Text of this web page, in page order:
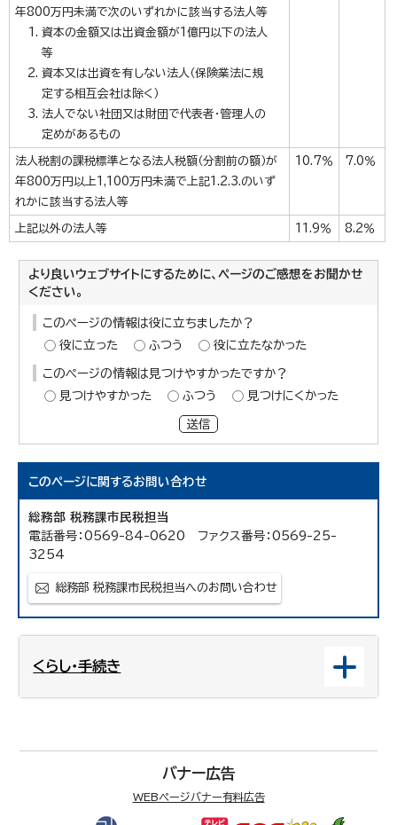
年800万円未満で次のいずれかに該当する法人等
資本の金額又は出資金額が1億円以下の法人
等
資本又は出資を有しない法人（保険業法に規
定する相互会社は除く）
法人でない社団又は財団で代表者・管理人の
定めがあるもの
法人税割の課税標準となる法人税額（分割前の額）が
年800万円以上1,100万円未満で上記1.2.3.のいず
れかに該当する法人等
10.7％ 7.0％
上記以外の法人等 11.9％ 8.2％
より良いウェブサイトにするために、ページのご感想をお聞かせ
ください。
このページの情報は役に立ちましたか？
役に立った
ふつう 役に立たなかった
このページの情報は見つけやすかったですか？
見つけやすかった
ふつう 見つけにくかった
送信
このページに関するお問い合わせ
総務部 税務課市民税担当
電話番号：0569-84-0620 ファクス番号：0569-25-
3254
総務部 税務課市民税担当へのお問い合わせ
くらし・手続き
バナー広告
WEBページバナー有料広告